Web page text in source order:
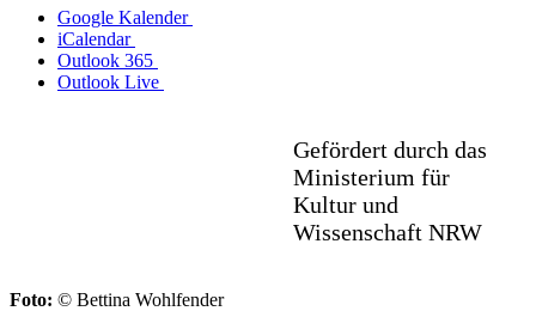
Google Kalender
iCalendar
Outlook 365
Outlook Live
Gefördert durch das
Ministerium für
Kultur und
Wissenschaft NRW
Foto: © Bettina Wohlfender